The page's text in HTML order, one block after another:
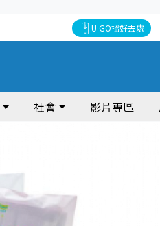
U GO搵好去處
社會 影片專區